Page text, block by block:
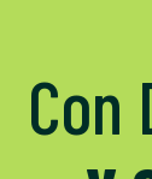
Con